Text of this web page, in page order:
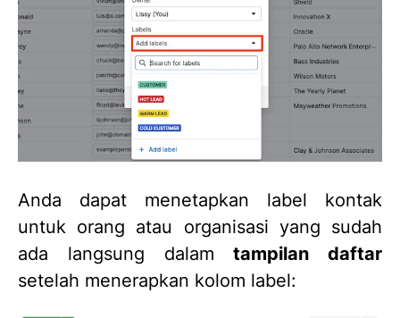
Anda dapat menetapkan label kontak
untuk orang atau organisasi yang sudah
ada langsung dalamtampilan daftar
setelah menerapkan kolom label: